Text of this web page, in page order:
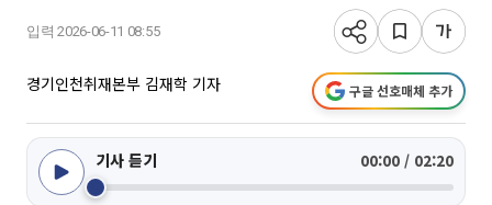
입력 2026-06-11 08:55
경기인천취재본부 김재학 기자 구글 선호매체 추가
기사 듣기 00:00 / 02:20